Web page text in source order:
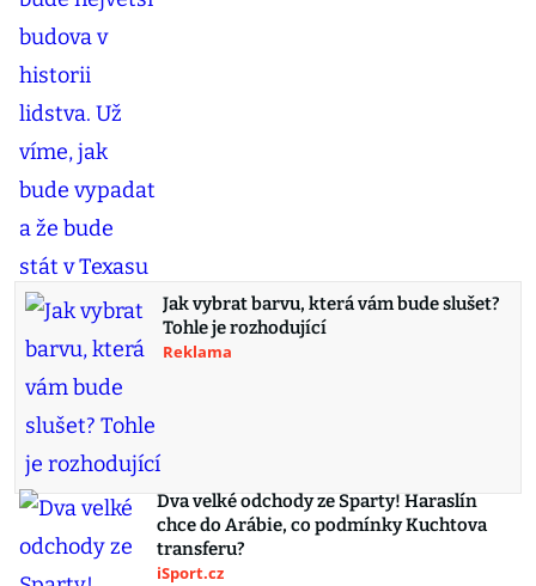
Jak vybrat barvu, která vám bude slušet?
Tohle je rozhodující
Reklama
Dva velké odchody ze Sparty! Haraslín
chce do Arábie, co podmínky Kuchtova
transferu?
iSport.cz